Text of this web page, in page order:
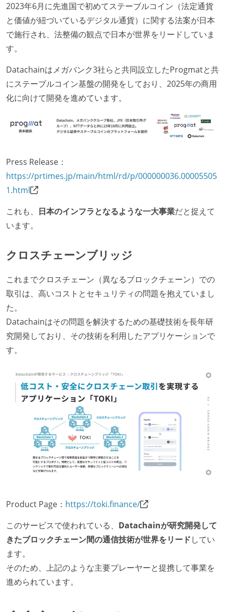
2023年6月に先進国で初めてステーブルコイン（法定通貨
と価値が紐づいているデジタル通貨）に関する法案が日本
で施行され、法整備の観点で日本が世界をリードしていま
す。
Datachainはメガバンク3社らと共同設立したProgmatと共
にステーブルコイン基盤の開発をしており、2025年の商用
化に向けて開発を進めています。
Press Release：
https://prtimes.jp/main/html/rd/p/000000036.00005505
1.html
これも、 日本のインフラとなるような一大事業だと捉えて
います。
クロスチェーンブリッジ
これまでクロスチェーン（異なるブロックチェーン）での
取引は、高いコストとセキュリティの問題を抱えていまし
た。
Datachainはその問題を解決するための基礎技術を長年研
究開発しており、その技術を利用したアプリケーションで
す。
Product Page： https://toki.finance/
このサービスで使われている、 Datachainが研究開発して
きたブロックチェーン間の通信技術が世界をリードしてい
ます。
そのため、上記のような主要プレーヤーと提携して事業を
進められています。